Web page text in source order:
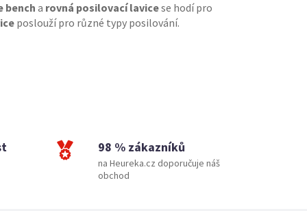
bencha rovná posilovací lavicese hodí pro
poslouží pro různé typy posilování.
98 % zákazníků
na Heureka.cz doporučuje náš
obchod